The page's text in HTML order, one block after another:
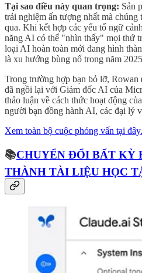
Tại sao điều này quan trọng: Sản
trải nghiệm ấn tượng nhất mà
qua. Khi kết hợp các yếu tố ngữ
năng AI có thể "nhìn thấy" mọi thứ
loại AI hoàn toàn mới đang hình
là xu hướng bùng nổ trong năm
Trong trường hợp bạn bỏ lỡ,
đã ngồi lại với Giám đốc AI của
thảo luận về cách thức hoạt động
người bạn đồng hành AI, các đại lý
Xem toàn bộ cuộc phỏng vấn tại đây.
📚CHUYỂN ĐỔI BẤT KỲ
THÀNH TÀI LIỆU HỌC